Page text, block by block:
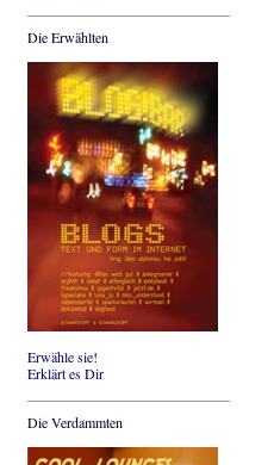
Die Erwählten
Erwähle sie!
Erklärt es Dir
Die Verdammten